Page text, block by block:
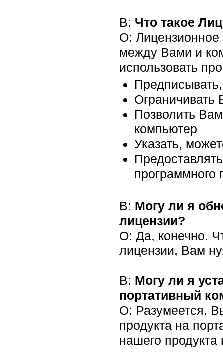
В: Что такое
О: Лицензионное
между Вами и
использовать
Ограничивать
Позволить
компьютер
Указать,
программного
В: Могу ли я
лицензии?
О: Да, конечно.
лицензии, Вам
В: Могу ли я
портативный
О: Разумеется.
продукта на
нашего продукта